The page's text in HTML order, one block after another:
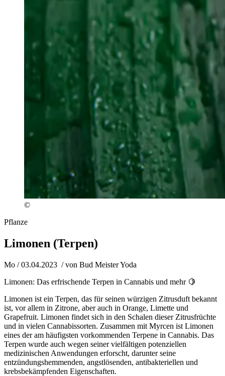
©
Pflanze
Limonen (Terpen)
Mo / 03.04.2023 / von Bud Meister Yoda
Limonen: Das erfrischende Terpen in Cannabis und mehr 🍋
Limonen ist ein Terpen, das für seinen würzigen Zitrusduft bekannt
ist, vor allem in Zitrone, aber auch in Orange, Limette und
Grapefruit. Limonen findet sich in den Schalen dieser Zitrusfrüchte
und in vielen Cannabissorten. Zusammen mit Myrcen ist Limonen
eines der am häufigsten vorkommenden Terpene in Cannabis. Das
Terpen wurde auch wegen seiner vielfältigen potenziellen
medizinischen Anwendungen erforscht, darunter seine
entzündungshemmenden, angstlösenden, antibakteriellen und
krebsbekämpfenden Eigenschaften.